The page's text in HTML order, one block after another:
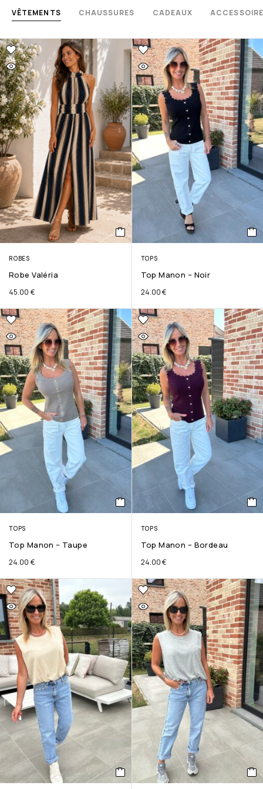
VÊTEMENTS CHAUSSURES CADEAUX
ROBES
Robe Valéria
45.00 €
TOPS
Top Manon – Noir
24.00€
TOPS
Top Manon – Taupe
24.00 €
TOPS
Top Manon – Bordeau
24.00€